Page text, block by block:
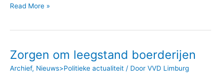
Read More »
Zorgen om leegstand boerderijen
Archief, Nieuws>Politieke actualiteit / Door VVD Limburg
Zorgen
leegstand